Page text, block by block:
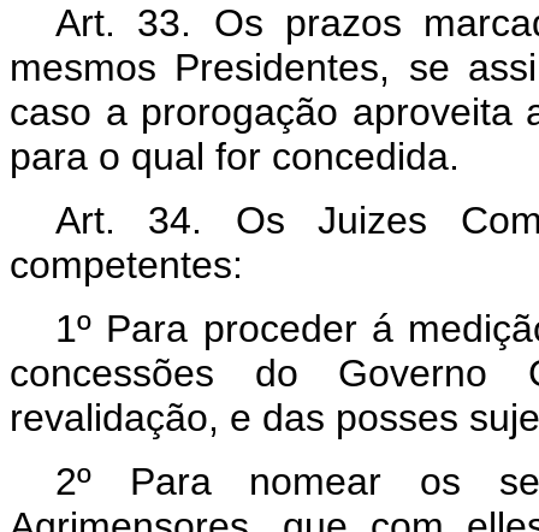
Art. 33. Os prazos
mesmos Presidentes, se
caso a prorogação aproveita
para o qual for concedida.
Art. 34. Os Juizes
competentes:
1º Para proceder á
concessões do
revalidação, e das posses
2º Para nomear os